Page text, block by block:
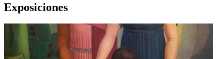
Exposiciones